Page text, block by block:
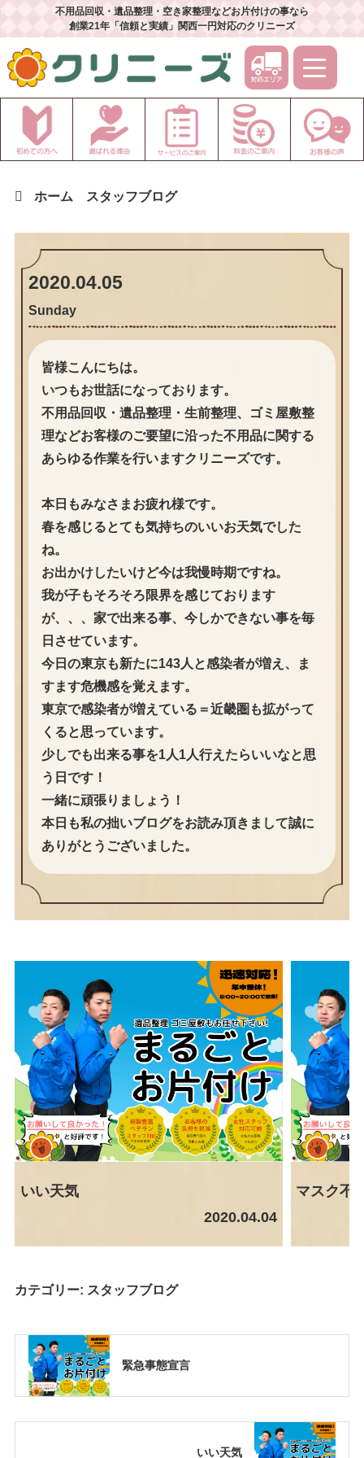
不用品回収・遺品整理・空き家整理などお片付けの事なら
創業21年「信頼と実績」関西一円対応のクリニーズ
ホーム スタッフブログ
2020.04.05
Sunday
皆様こんにちは。
いつもお世話になっております。
不用品回収・遺品整理・生前整理、ゴミ屋敷整
理などお客様のご要望に沿った不用品に関する
あらゆる作業を行いますクリニーズです。
本日もみなさまお疲れ様です。
春を感じるとても気持ちのいいお天気でした
ね。
お出かけしたいけど今は我慢時期ですね。
我が子もそろそろ限界を感じております
が、、、家で出来る事、今しかできない事を毎
日させています。
今日の東京も新たに143人と感染者が増え、ま
すます危機感を覚えます。
東京で感染者が増えている＝近畿圏も拡がって
くると思っています。
少しでも出来る事を1人1人行えたらいいなと思
う日です！
一緒に頑張りましょう！
本日も私の拙いブログをお読み頂きまして誠に
ありがとうございました。
いい天気
2020.04.04
マスク不
カテゴリー: スタッフブログ
緊急事態宣言
いい天気